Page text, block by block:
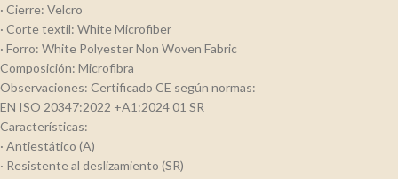
· Cierre: Velcro
· Corte textil: White Microfiber
· Forro: White Polyester Non Woven Fabric
Composición: Microfibra
Observaciones: Certificado CE según normas:
EN ISO 20347:2022 +A1:2024 01 SR
Características:
· Antiestático (A)
· Resistente al deslizamiento (SR)